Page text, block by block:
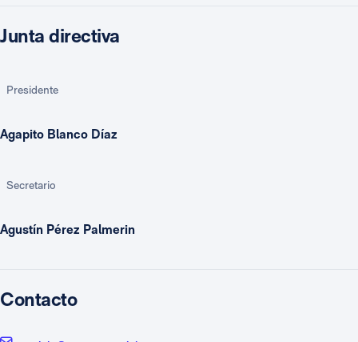
Junta directiva
Presidente
Agapito Blanco Díaz
Secretario
Agustín Pérez Palmerin
Contacto